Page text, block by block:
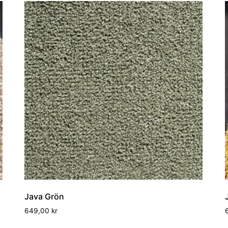
Java Grön
649,00 kr